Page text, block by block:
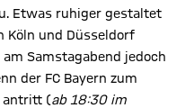
Etwas ruhiger gestaltet
Köln und Düsseldorf
Samstagabend jedoch
der FC Bayern zum
antritt (ab 18:30 im